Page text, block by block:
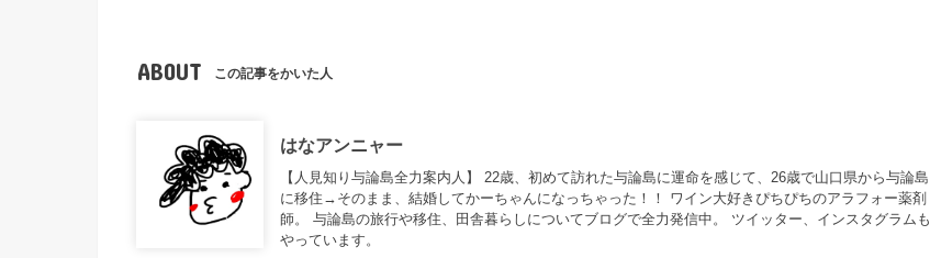
ABOUT この記事をかいた人
はなアンニャー
【人見知り与論島全力案内人】 22歳、初めて訪れた与論島に運命を感じて、26歳で山口県から与論島
に移住→そのまま、結婚してかーちゃんになっちゃった！！ ワイン大好きぴちぴちのアラフォー薬剤
師。 与論島の旅行や移住、田舎暮らしについてブログで全力発信中。 ツイッター、インスタグラムも
やっています。